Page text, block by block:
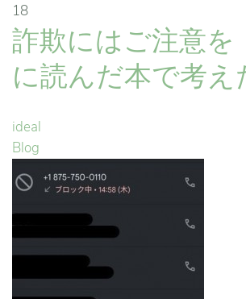
18
詐欺にはご注意を
に読んだ本で考え
ideal
Blog